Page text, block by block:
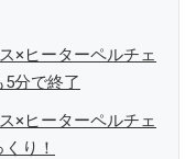
×ヒーターペルチェ
5分で終了
×ヒーターペルチェ
り！